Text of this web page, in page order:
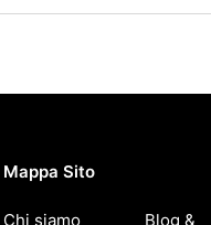
Mappa Sito
Chi siamo Blog &